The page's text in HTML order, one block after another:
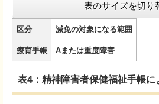
表のサイズを切り
区分 減免の対象になる範囲
療育手帳 Aまたは重度障害
表4：精神障害者保健福祉手帳に